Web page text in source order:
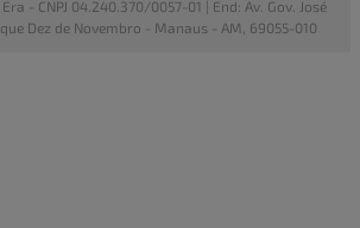
- CNPJ 04.240.370/0057-01 | End: Av. Gov. José
Dez de Novembro - Manaus - AM, 69055-010